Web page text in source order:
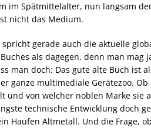
im Spätmittelalter, nun langsam
nicht das Medium.
spricht gerade auch die aktuelle
als dagegen, denn man mag
man doch: Das gute alte Buch ist
ganze multimediale Gerätezoo.
und von welcher noblen Marke sie
technische Entwicklung doch
Haufen Altmetall. Und die Frage,